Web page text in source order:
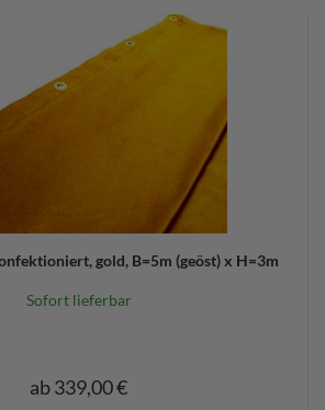
gold, B=5m (geöst) x H=3m
Sofort lieferbar
ab 339,00 €